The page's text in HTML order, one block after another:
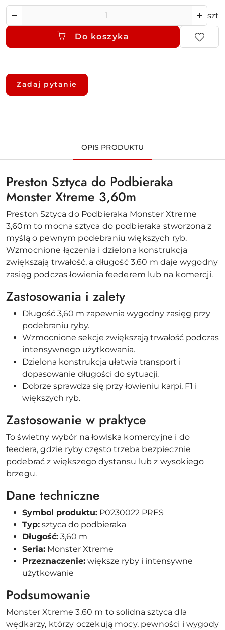
szt
Do koszyka
Dostępność
dostawa
Zadaj pytanie
OPIS PRODUKTU
Preston Sztyca do Podbieraka
Monster Xtreme 3,60m
Preston Sztyca do Podbieraka Monster Xtreme
3,60m to mocna sztyca do podbieraka stworzona z
myślą o pewnym podebraniu większych ryb.
Wzmocnione łączenia i dzielona konstrukcja
zwiększają trwałość, a długość 3,60 m daje wygodny
zasięg podczas łowienia feederem lub na komercji.
Zastosowania i zalety
Długość 3,60 m zapewnia wygodny zasięg przy
podebraniu ryby.
Wzmocnione sekcje zwiększają trwałość podczas
intensywnego użytkowania.
Dzielona konstrukcja ułatwia transport i
dopasowanie długości do sytuacji.
Dobrze sprawdza się przy łowieniu karpi, F1 i
większych ryb.
Zastosowanie w praktyce
To świetny wybór na łowiska komercyjne i do
feedera, gdzie ryby często trzeba bezpiecznie
podebrać z większego dystansu lub z wysokiego
brzegu.
Dane techniczne
Symbol produktu: P0230022 PRES
Typ: sztyca do podbieraka
Długość: 3,60 m
Seria: Monster Xtreme
Przeznaczenie: większe ryby i intensywne
użytkowanie
Podsumowanie
Monster Xtreme 3,60 m to solidna sztyca dla
wędkarzy, którzy oczekują mocy, pewności i wygody